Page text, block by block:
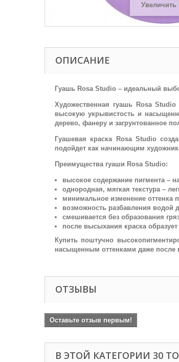
Увеличить
ОПИСАНИЕ
Гуашь Rosa Studio – идеальный
Художественная гуашь Rosa Studio
высокую укрывистость и
дерево, фанеру и загрунтованное
Гуашевая краска Rosa Studio
подойдет как начинающим
Преимущества гуаши Rosa Studio:
высокое содержание пигмента –
однородная, мягкая текстура –
минимальное изменение оттенка
возможность разбавления водой
смешивается без образования
после высыхания краска
Купить поштучно
насыщенным оттенками даже после
ОТЗЫВЫ
Оставьте отзыв первым!
В ЭТОЙ КАТЕГОРИИ 30